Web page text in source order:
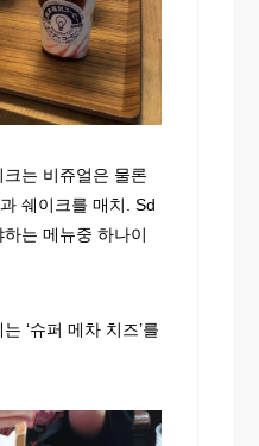
는 비쥬얼은 물론
쉐이크를 매치. Sd
는 메뉴중 하나이
‘슈퍼 메차 치즈’를